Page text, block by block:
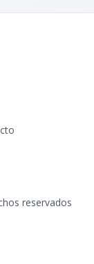
reservados